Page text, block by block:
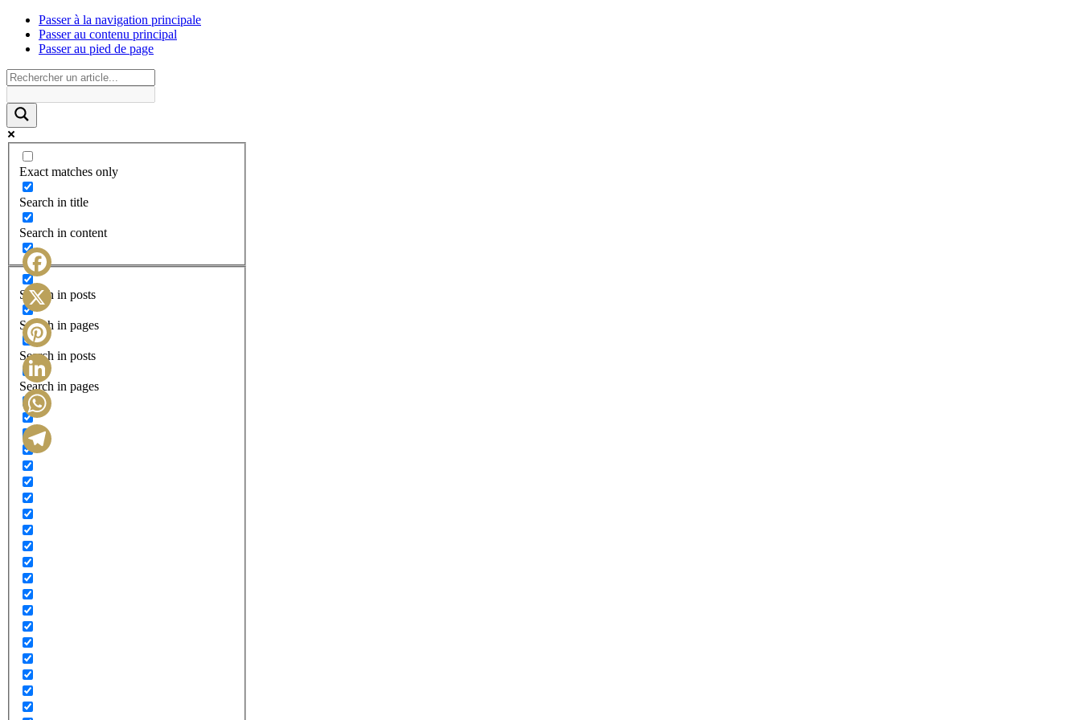
Passer à la navigation principale
Passer au contenu principal
Passer au pied de page
Exact matches only
Search in title
Search in content
Search in posts
Search in pages
Search in posts
Search in pages
Facebook
X
Pinterest
LinkedIn
WhatsApp
Telegram